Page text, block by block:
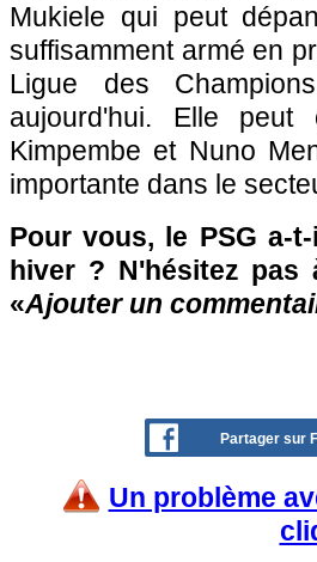
Mukiele qui peut
suffisamment armé en
Ligue des
aujourd'hui. Elle peut
Kimpembe et Nuno
importante dans le
Pour vous, le PSG a-
hiver ? N'hésitez pas
«Ajouter un
Partager sur
Un problème